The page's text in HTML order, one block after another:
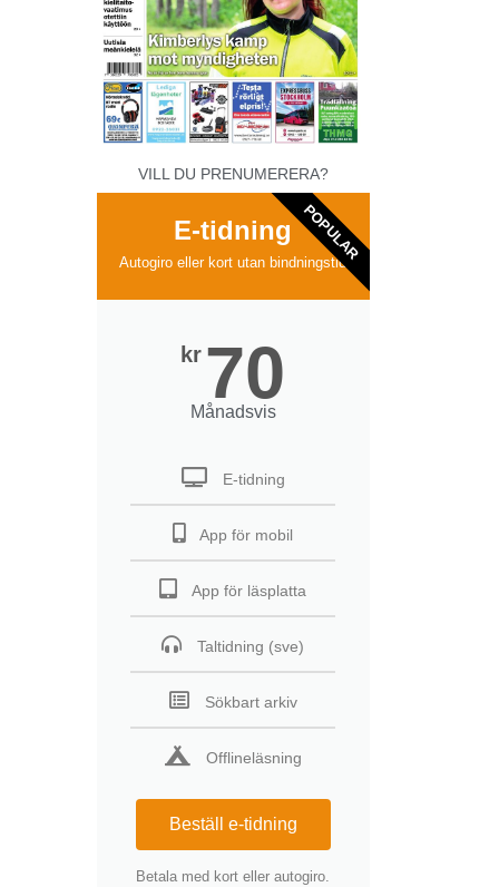
VILL DU PRENUMERERA?
E-tidning
Autogiro eller kort utan bindningstid
kr 70
Månadsvis
E-tidning
App för mobil
App för läsplatta
Taltidning (sve)
Sökbart arkiv
Offlineläsning
Beställ e-tidning
Betala med kort eller autogiro.
POPULAR